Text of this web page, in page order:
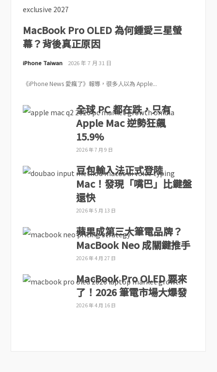
MacBook Pro OLED 為何鍾愛三星螢
幕？背後真正原因
iPhone Taiwan 2026 年 7 月 31 日
《iPhone News 愛瘋了》報導，很多人以為 Apple...
全球 PC 都在跌，只有
Apple Mac 逆勢狂飆
15.9%
2026 年 7 月 9 日
豆包輸入法正式登陸
Mac！發現「嘴巴」比鍵盤
還快
2026 年 5 月 13 日
蘋果成第三大筆電品牌？
MacBook Neo 成關鍵推手
2026 年 4 月 27 日
MacBook Pro OLED 要來
了！2026 筆電市場大爆發
2026 年 4 月 16 日